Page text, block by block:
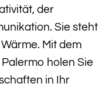
der
Sie steht
Mit dem
holen Sie
in Ihr